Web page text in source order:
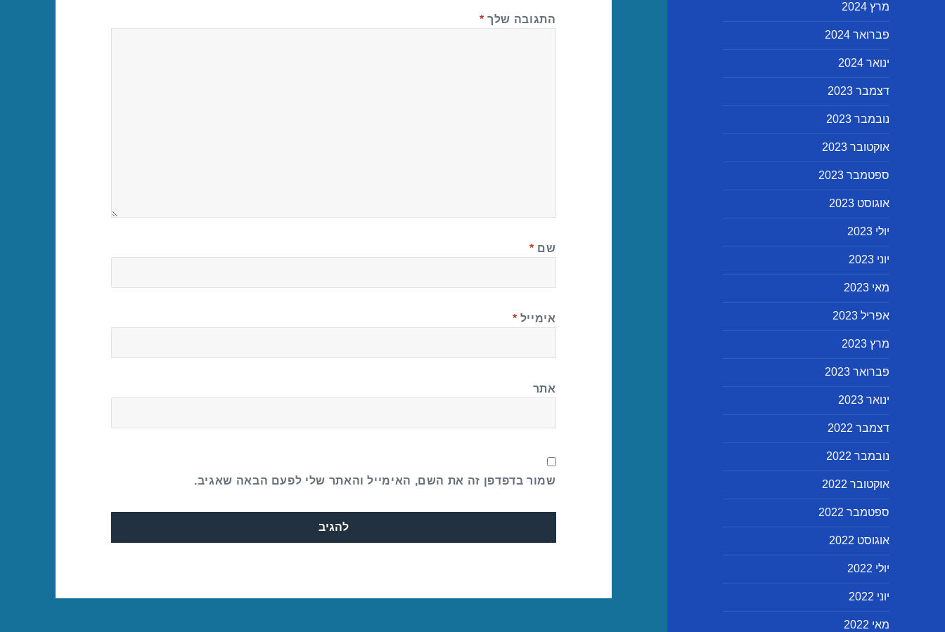
מרץ 2024
פברואר 2024
ינואר 2024
דצמבר 2023
נובמבר 2023
אוקטובר 2023
ספטמבר 2023
אוגוסט 2023
יולי 2023
יוני 2023
מאי 2023
אפריל 2023
מרץ 2023
פברואר 2023
ינואר 2023
דצמבר 2022
נובמבר 2022
אוקטובר 2022
ספטמבר 2022
אוגוסט 2022
יולי 2022
יוני 2022
מאי 2022
התגובה שלך *
שם *
אימייל *
אתר
שמור בדפדפן זה את השם, האימייל והאתר שלי לפעם הבאה שאגיב.